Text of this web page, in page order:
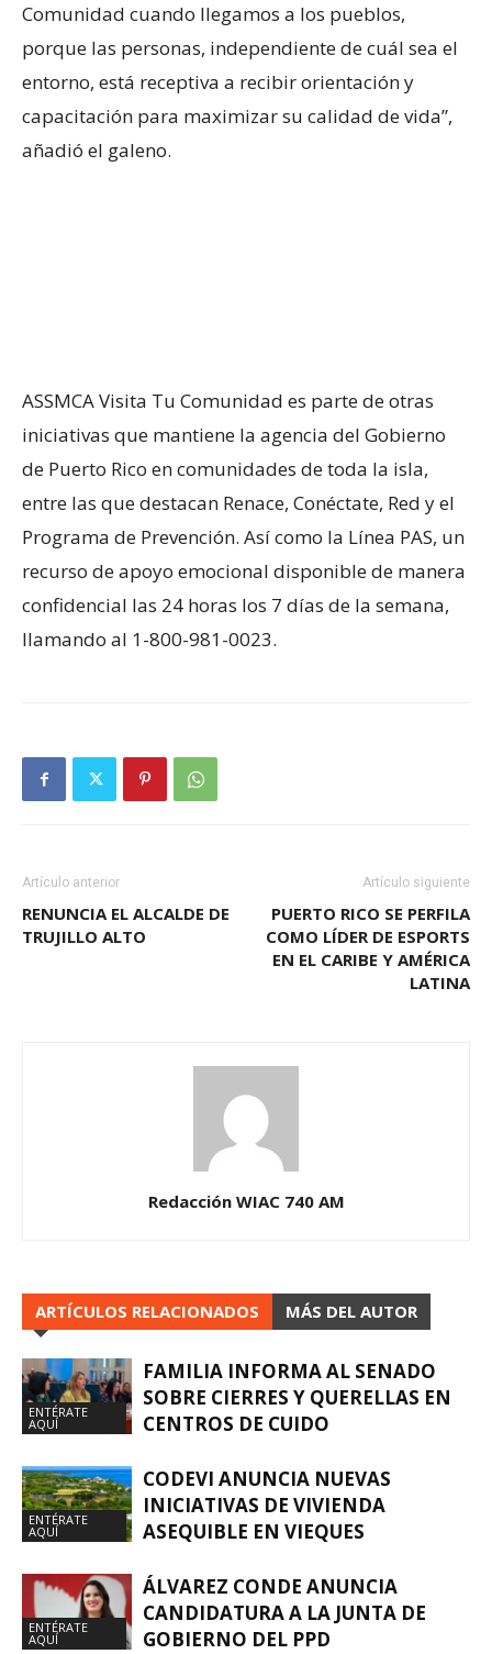
Comunidad cuando llegamos a los pueblos,
porque las personas, independiente de cuál sea el
entorno, está receptiva a recibir orientación y
capacitación para maximizar su calidad de vida”,
añadió el galeno.
ASSMCA Visita Tu Comunidad es parte de otras
iniciativas que mantiene la agencia del Gobierno
de Puerto Rico en comunidades de toda la isla,
entre las que destacan Renace, Conéctate, Red y el
Programa de Prevención. Así como la Línea PAS, un
recurso de apoyo emocional disponible de manera
confidencial las 24 horas los 7 días de la semana,
llamando al 1-800-981-0023.
Artículo anterior
RENUNCIA EL ALCALDE DE
TRUJILLO ALTO
Artículo siguiente
PUERTO RICO SE PERFILA
COMO LÍDER DE ESPORTS
EN EL CARIBE Y AMÉRICA
LATINA
Redacción WIAC 740 AM
ARTÍCULOS RELACIONADOS MÁS DEL AUTOR
ENTÉRATE
AQUÍ
FAMILIA INFORMA AL SENADO
SOBRE CIERRES Y QUERELLAS EN
CENTROS DE CUIDO
ENTÉRATE
AQUÍ
CODEVI ANUNCIA NUEVAS
INICIATIVAS DE VIVIENDA
ASEQUIBLE EN VIEQUES
ENTÉRATE
AQUÍ
ÁLVAREZ CONDE ANUNCIA
CANDIDATURA A LA JUNTA DE
GOBIERNO DEL PPD